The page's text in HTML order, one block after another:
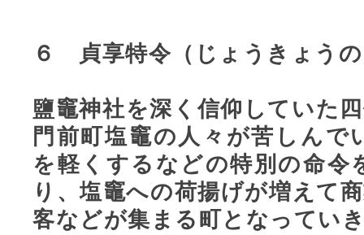
６ 貞享特令（じょうきょう
鹽竈神社を深く信仰していた
門前町塩竈の人々が苦しん
を軽くするなどの特別の命
り、塩竈への荷揚げが増えて
客などが集まる町となってい